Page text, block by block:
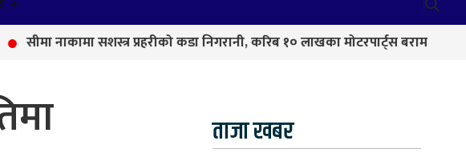
सशस्त्र प्रहरीको कडा निगरानी, करिब १० लाखका मोटरपार्ट्स बरामद
ताजा खबर